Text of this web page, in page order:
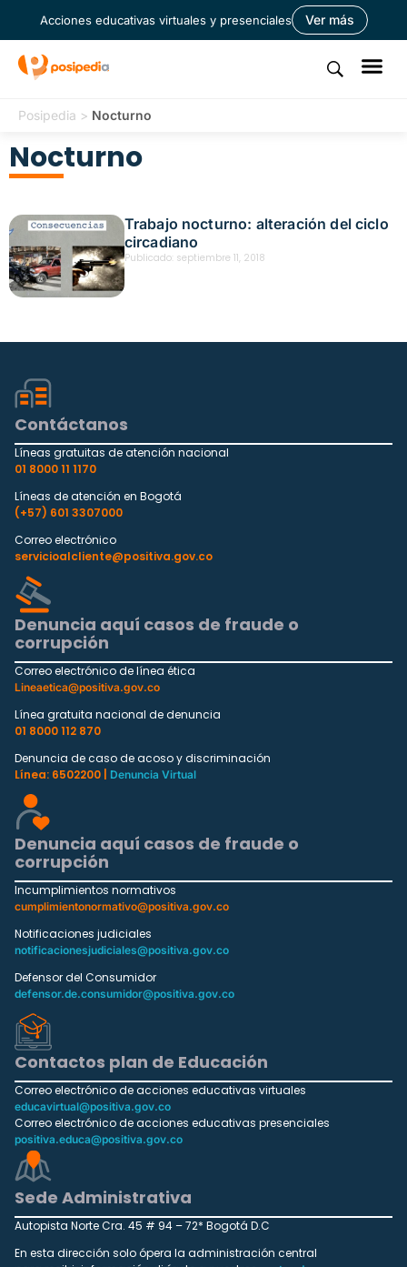
Acciones educativas virtuales y presenciales Ver más
Posipedia > Nocturno
Nocturno
Trabajo nocturno: alteración del ciclo
circadiano
Publicado: septiembre 11, 2018
Contáctanos
Líneas gratuitas de atención nacional
01 8000 11 1170
Líneas de atención en Bogotá
(+57) 601 3307000
Correo electrónico
servicioalcliente@positiva.gov.co
Denuncia aquí casos de fraude o
corrupción
Correo electrónico de línea ética
Lineaetica@positiva.gov.co
Línea gratuita nacional de denuncia
01 8000 112 870
Denuncia de caso de acoso y discriminación
Línea: 6502200 |
Denuncia Virtual
Denuncia aquí casos de fraude o
corrupción
Incumplimientos normativos
cumplimientonormativo@positiva.gov.co
Notificaciones judiciales
notificacionesjudiciales@positiva.gov.co
Defensor del Consumidor
defensor.de.consumidor@positiva.gov.co
Contactos plan de Educación
Correo electrónico de acciones educativas virtuales
educavirtual@positiva.gov.co
Correo electrónico de acciones educativas presenciales
positiva.educa@positiva.gov.co
Sede Administrativa
Autopista Norte Cra. 45 # 94 – 72* Bogotá D.C
En esta dirección solo ópera la administración central